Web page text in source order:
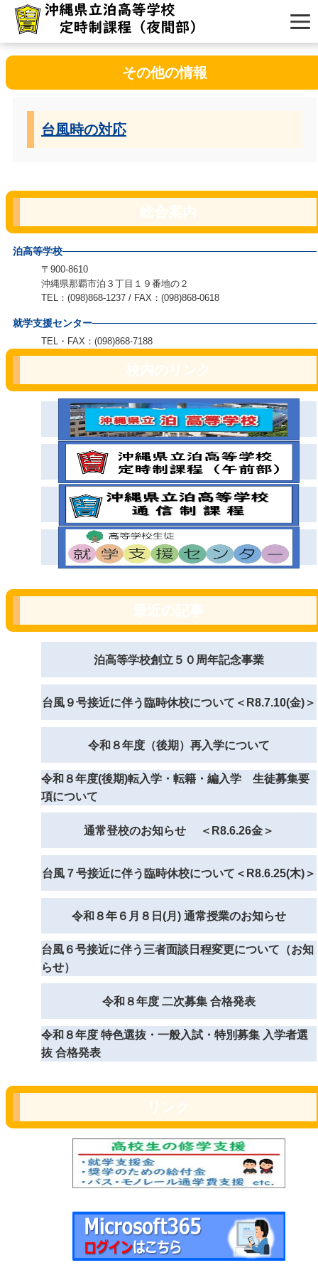
その他の情報
台風時の対応
泊高等学校
〒900-8610
沖縄県那覇市泊３丁目１９番地の２
TEL：(098)868-1237 / FAX：(098)868-0618
就学支援センター
TEL・FAX：(098)868-7188
泊高等学校創立５０周年記念事業
台風９号接近に伴う臨時休校について＜R8.7.10(金)＞
令和８年度（後期）再入学について
令和８年度(後期)転入学・転籍・編入学 生徒募集要
項について
通常登校のお知らせ ＜R8.6.26金＞
台風７号接近に伴う臨時休校について＜R8.6.25(木)＞
令和８年６月８日(月) 通常授業のお知らせ
台風６号接近に伴う三者面談日程変更について（お知
らせ）
令和８年度 二次募集 合格発表
令和８年度 特色選抜・一般入試・特別募集 入学者選
抜 合格発表